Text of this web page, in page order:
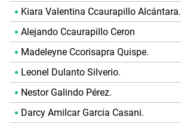
Kiara Valentina Ccaurapillo Alcántara.
Alejando Ccaurapillo Ceron
Madeleyne Ccorisapra Quispe.
Leonel Dulanto Silverio.
Nestor Galindo Pérez.
Darcy Amilcar Garcia Casani.